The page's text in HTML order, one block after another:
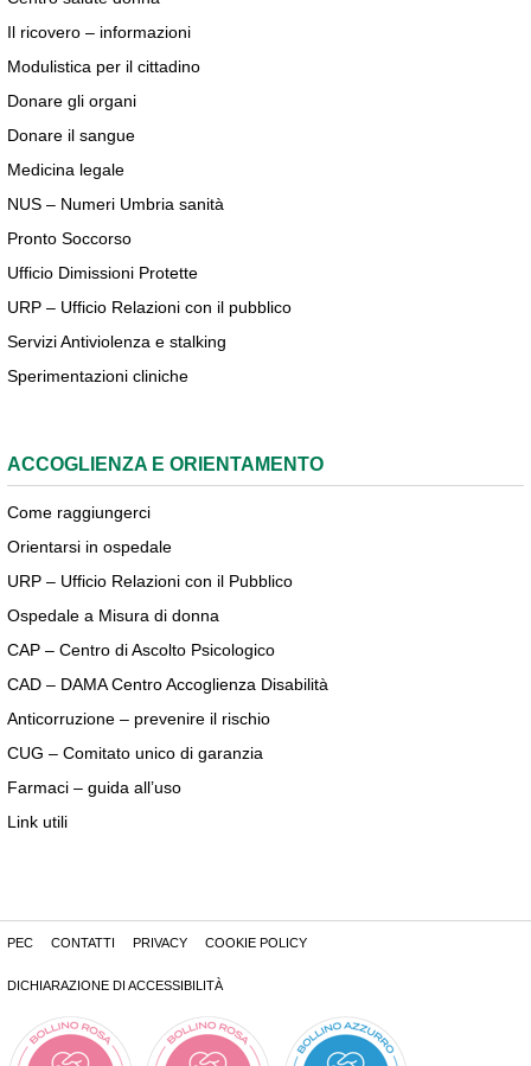
Il ricovero – informazioni
Modulistica per il cittadino
Donare gli organi
Donare il sangue
Medicina legale
NUS – Numeri Umbria sanità
Pronto Soccorso
Ufficio Dimissioni Protette
URP – Ufficio Relazioni con il pubblico
Servizi Antiviolenza e stalking
Sperimentazioni cliniche
ACCOGLIENZA E ORIENTAMENTO
Come raggiungerci
Orientarsi in ospedale
URP – Ufficio Relazioni con il Pubblico
Ospedale a Misura di donna
CAP – Centro di Ascolto Psicologico
CAD – DAMA Centro Accoglienza Disabilità
Anticorruzione – prevenire il rischio
CUG – Comitato unico di garanzia
Farmaci – guida all’uso
Link utili
PEC CONTATTI PRIVACY COOKIE POLICY
DICHIARAZIONE DI ACCESSIBILITÀ